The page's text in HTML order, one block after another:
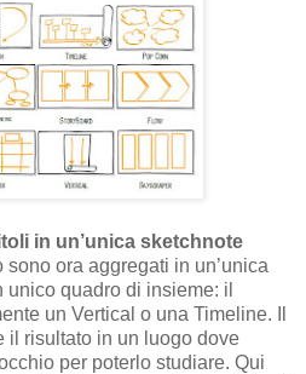
in un’unica sketchnote
sono ora aggregati in un’unica
quadro di insieme: il
un Vertical o una Timeline. Il
il risultato in un luogo dove
per poterlo studiare. Qui